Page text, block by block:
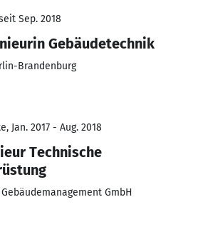
Sep. 2018
Gebäudetechnik
Brandenburg
Jan. 2017 - Aug. 2018
Technische
GmbH